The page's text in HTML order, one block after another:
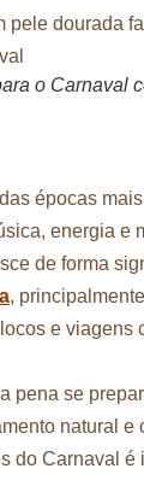
o Carnaval
épocas
energia e
de forma
,
e viagens
pena se
natural e
do Carnaval é